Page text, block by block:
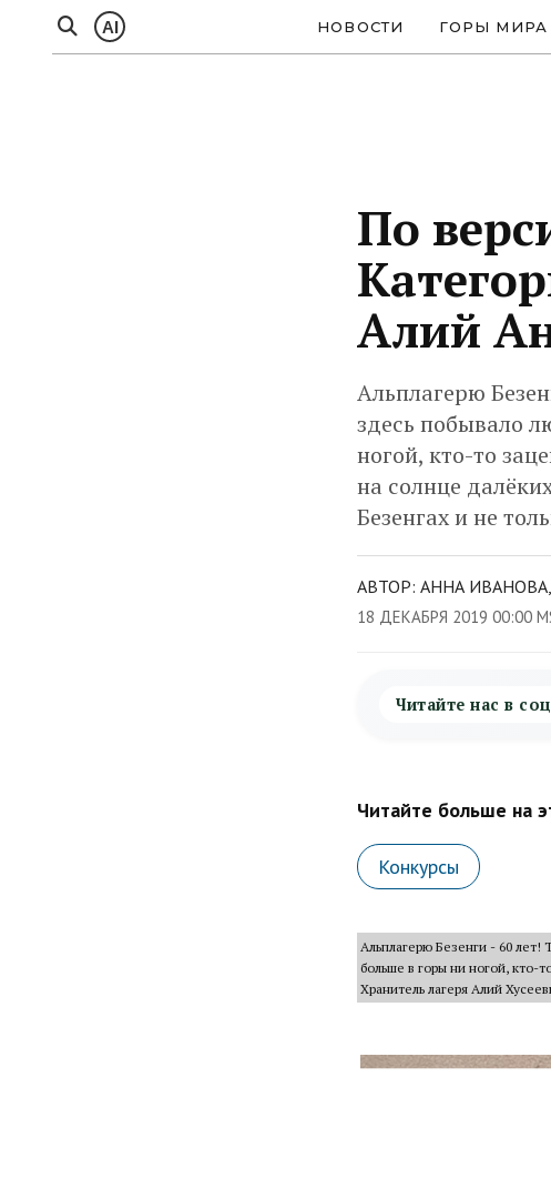
AI НОВОСТИ ГОРЫ МИРА
По
Алий
Альплагерю
здесь побывало
ногой, кто-то
на солнце
Безенгах и не
АВТОР: АННА ИВАНОВА,
18 ДЕКАБРЯ 2019 00:00
Читайте нас в
Читайте больше на
Конкурсы
Альплагерю Безенги - 60 лет!
больше в горы ни ногой, кто-
Хранитель лагеря Алий